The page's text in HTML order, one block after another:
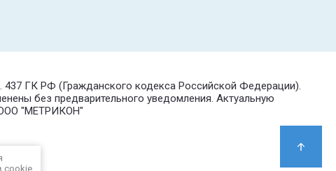
437 ГК РФ (Гражданского кодекса Российской Федерации).
без предварительного уведомления. Актуальную
ООО "МЕТРИКОН"
cookie